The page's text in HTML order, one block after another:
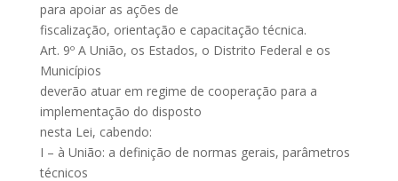
para apoiar as ações de
fiscalização, orientação e capacitação técnica.
Art. 9º A União, os Estados, o Distrito Federal e os
Municípios
deverão atuar em regime de cooperação para a
implementação do disposto
nesta Lei, cabendo:
I – à União: a definição de normas gerais, parâmetros
técnicos